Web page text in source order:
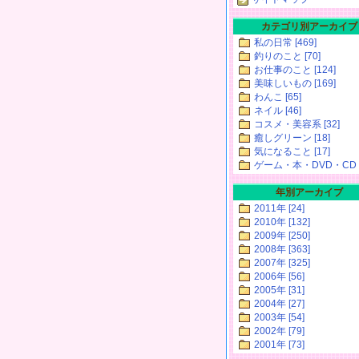
カテゴリ別アーカイブ
私の日常 [469]
釣りのこと [70]
お仕事のこと [124]
美味しいもの [169]
わんこ [65]
ネイル [46]
コスメ・美容系 [32]
癒しグリーン [18]
気になること [17]
ゲーム・本・DVD・CD
年別アーカイブ
2011年 [24]
2010年 [132]
2009年 [250]
2008年 [363]
2007年 [325]
2006年 [56]
2005年 [31]
2004年 [27]
2003年 [54]
2002年 [79]
2001年 [73]